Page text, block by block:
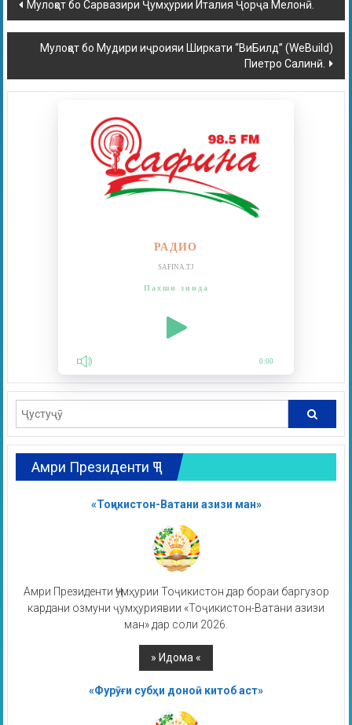
Мулоқот бо Сарвазири Ҷумҳурии Италия Ҷорҷа Мелонӣ.
Мулоқот бо Мудири иҷроияи Ширкати “ВиБилд” (WeBuild)
Пиетро Салинӣ.
РАДИО
SAFINA.TJ
Пахши зинда
0:00
Амри Президенти ҶТ
«Тоҷикистон-Ватани азизи ман»
Амри Президенти Ҷумҳурии Тоҷикистон дар бораи баргузор
кардани озмуни ҷумҳуриявии «Тоҷикистон-Ватани азизи
ман» дар соли 2026.
«Фурӯғи субҳи доноӣ китоб аст»